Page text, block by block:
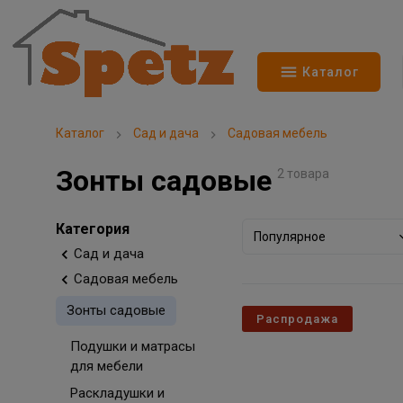
Каталог
Каталог Сад и дача Садовая мебель
Зонты садовые 2 товара
Категория
Сад и дача
Садовая мебель
Зонты садовые
Подушки и матрасы
для мебели
Раскладушки и
Популярное
Распродажа